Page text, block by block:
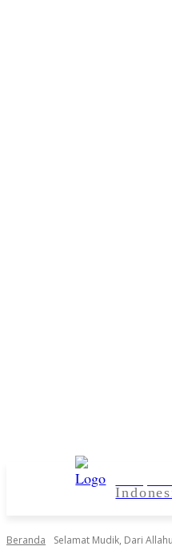
Beranda Selamat Mudik, Dari